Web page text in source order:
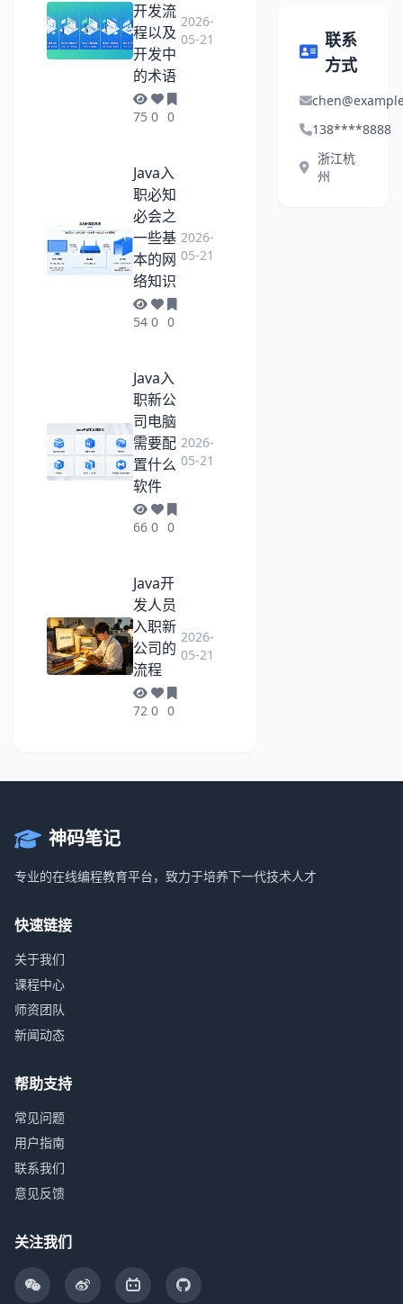
开发流
程以及
开发中
的术语
75 0 0
2026-
05-21
Java入
职必知
必会之
一些基
本的网
络知识
54 0 0
2026-
05-21
Java入
职新公
司电脑
需要配
置什么
软件
66 0 0
2026-
05-21
Java开
发人员
入职新
公司的
流程
72 0 0
2026-
05-21
联系
方式
138****8888
浙江杭
州
神码笔记
专业的在线编程教育平台，致力于培养下一代技术人才
快速链接
关于我们
课程中心
师资团队
新闻动态
帮助支持
常见问题
用户指南
联系我们
意见反馈
关注我们